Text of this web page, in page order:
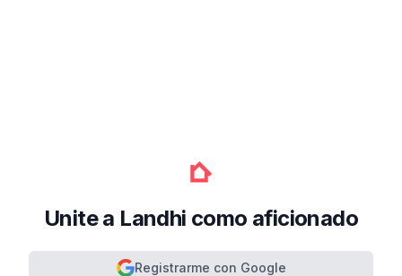
Unite a Landhi como aficionado
Registrarme con Google